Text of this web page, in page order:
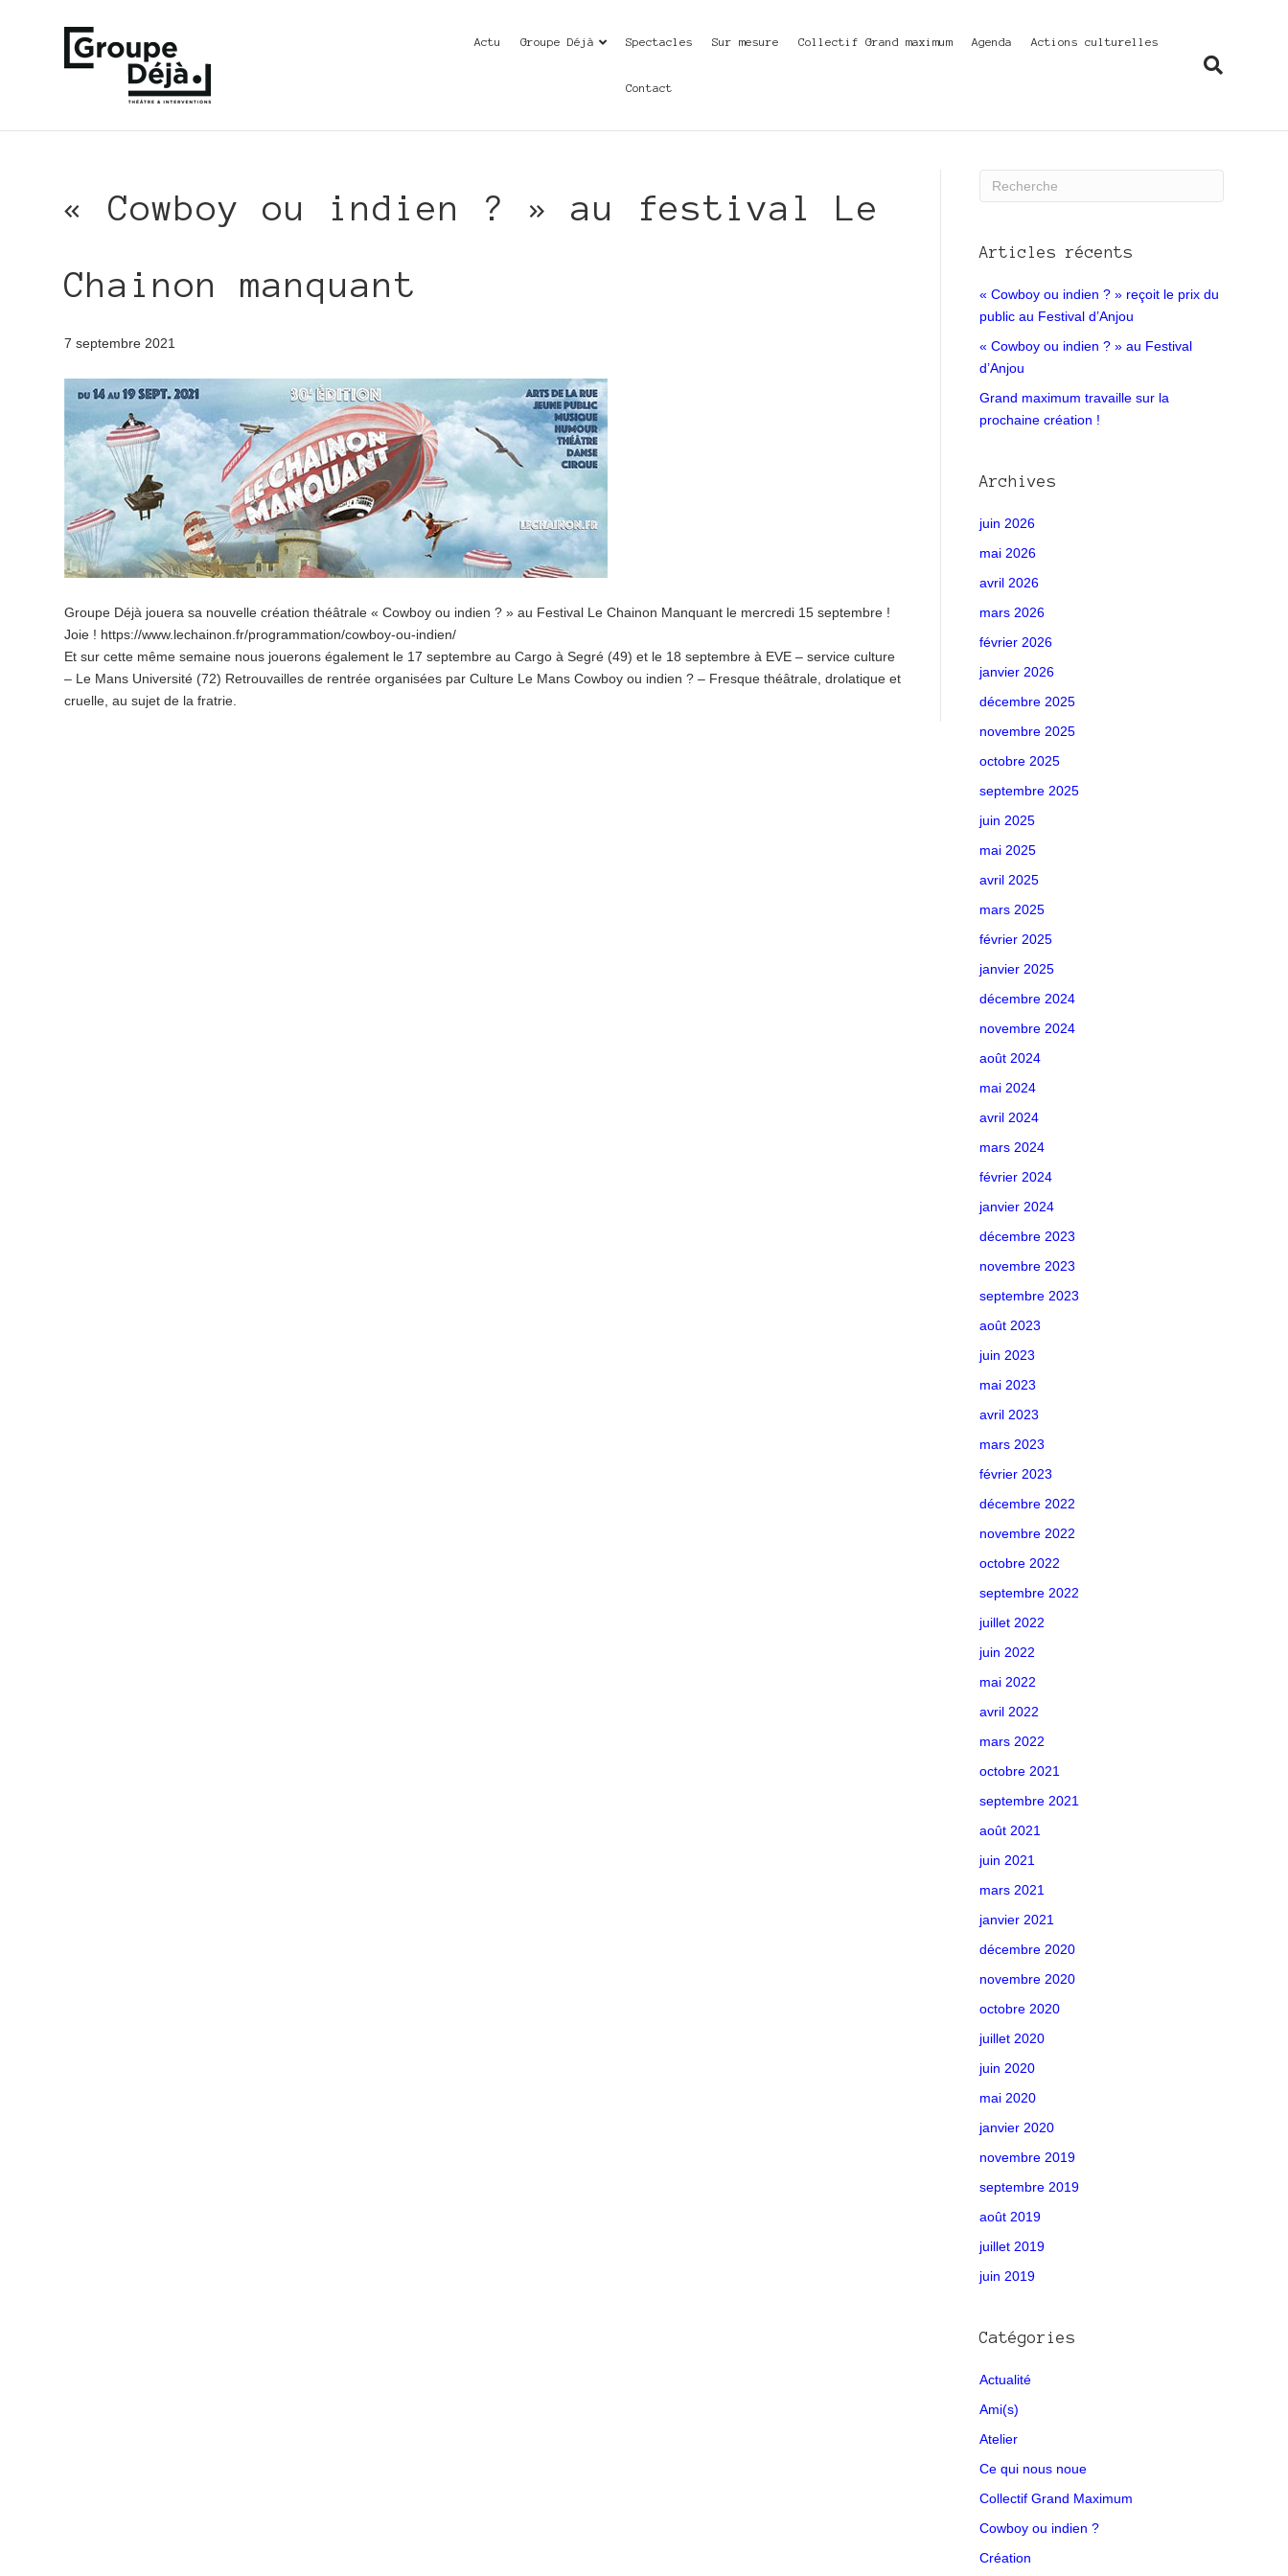
Actu Groupe Déjà Spectacles Sur mesure Collectif Grand maximum Agenda Actions culturelles
Contact
« Cowboy ou indien ? » au festival Le
Chainon manquant
7 septembre 2021
Groupe Déjà jouera sa nouvelle création théâtrale « Cowboy ou indien ? » au Festival Le Chainon Manquant le mercredi 15 septembre !
Joie ! https://www.lechainon.fr/programmation/cowboy-ou-indien/
Et sur cette même semaine nous jouerons également le 17 septembre au Cargo à Segré (49) et le 18 septembre à EVE – service culture
– Le Mans Université (72) Retrouvailles de rentrée organisées par Culture Le Mans Cowboy ou indien ? – Fresque théâtrale, drolatique et
cruelle, au sujet de la fratrie.
Articles récents
« Cowboy ou indien ? » reçoit le prix du
public au Festival d’Anjou
« Cowboy ou indien ? » au Festival
d’Anjou
Grand maximum travaille sur la
prochaine création !
Archives
juin 2026
mai 2026
avril 2026
mars 2026
février 2026
janvier 2026
décembre 2025
novembre 2025
octobre 2025
septembre 2025
juin 2025
mai 2025
avril 2025
mars 2025
février 2025
janvier 2025
décembre 2024
novembre 2024
août 2024
mai 2024
avril 2024
mars 2024
février 2024
janvier 2024
décembre 2023
novembre 2023
septembre 2023
août 2023
juin 2023
mai 2023
avril 2023
mars 2023
février 2023
décembre 2022
novembre 2022
octobre 2022
septembre 2022
juillet 2022
juin 2022
mai 2022
avril 2022
mars 2022
octobre 2021
septembre 2021
août 2021
juin 2021
mars 2021
janvier 2021
décembre 2020
novembre 2020
octobre 2020
juillet 2020
juin 2020
mai 2020
janvier 2020
novembre 2019
septembre 2019
août 2019
juillet 2019
juin 2019
Catégories
Actualité
Ami(s)
Atelier
Ce qui nous noue
Collectif Grand Maximum
Cowboy ou indien ?
Création